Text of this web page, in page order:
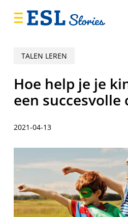
TALEN LEREN
Hoe help je je
een succesvolle
2021-04-13